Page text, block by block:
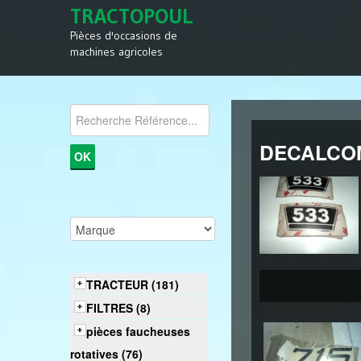
TRACTOPOUL
Pièces d'occasions de
machines agricoles
TRACTEUR (181)
FILTRES (8)
pièces faucheuses
rotatives (76)